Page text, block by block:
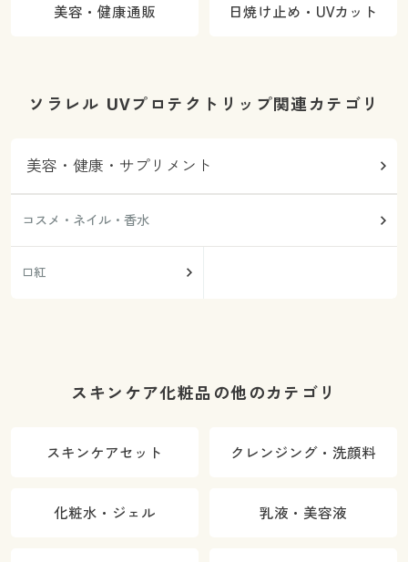
美容・健康通販 日焼け止め・UVカット
ソラレル UVプロテクトリップ関連カテゴリ
美容・健康・サプリメント
コスメ・ネイル・香水
口紅
スキンケア化粧品の他のカテゴリ
スキンケアセット クレンジング・洗顔料
化粧水・ジェル 乳液・美容液